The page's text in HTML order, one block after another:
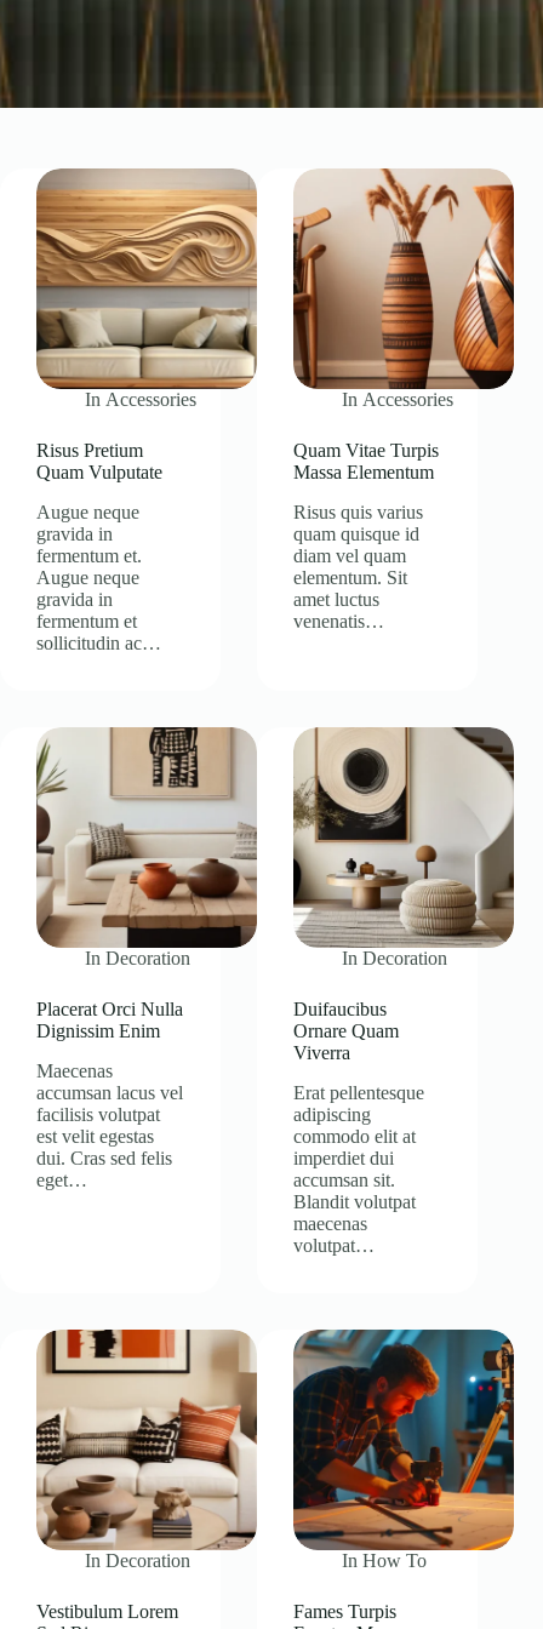
In Accessories
Risus Pretium
Quam Vulputate
Augue neque
gravida in
fermentum et.
Augue neque
gravida in
fermentum et
sollicitudin ac…
In Accessories
Quam Vitae Turpis
Massa Elementum
Risus quis varius
quam quisque id
diam vel quam
elementum. Sit
amet luctus
venenatis…
In Decoration
Placerat Orci Nulla
Dignissim Enim
Maecenas
accumsan lacus vel
facilisis volutpat
est velit egestas
dui. Cras sed felis
eget…
In Decoration
Duifaucibus
Ornare Quam
Viverra
Erat pellentesque
adipiscing
commodo elit at
imperdiet dui
accumsan sit.
Blandit volutpat
maecenas
volutpat…
In Decoration
Vestibulum Lorem
In How To
Fames Turpis